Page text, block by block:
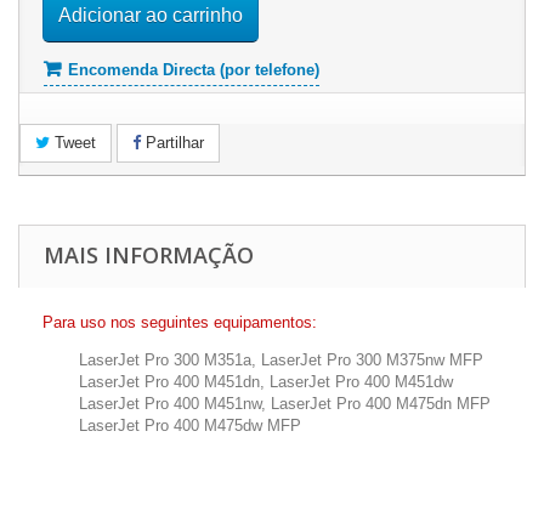
Adicionar ao carrinho
Encomenda Directa (por telefone)
Tweet Partilhar
MAIS INFORMAÇÃO
Para uso nos seguintes equipamentos:
LaserJet Pro 300 M351a, LaserJet Pro 300 M375nw MFP
LaserJet Pro 400 M451dn, LaserJet Pro 400 M451dw
LaserJet Pro 400 M451nw, LaserJet Pro 400 M475dn MFP
LaserJet Pro 400 M475dw MFP